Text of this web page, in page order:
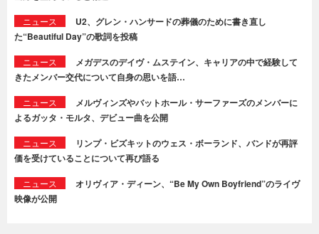
ニュース
U2、グレン・ハンサードの葬儀のために書き直し
た“Beautiful Day”の歌詞を投稿
ニュース
メガデスのデイヴ・ムステイン、キャリアの中で経験して
きたメンバー交代について自身の思いを語…
ニュース
メルヴィンズやバットホール・サーファーズのメンバーに
よるガッタ・モルタ、デビュー曲を公開
ニュース
リンプ・ビズキットのウェス・ボーランド、バンドが再評
価を受けていることについて再び語る
ニュース
オリヴィア・ディーン、“Be My Own Boyfriend”のライヴ
映像が公開